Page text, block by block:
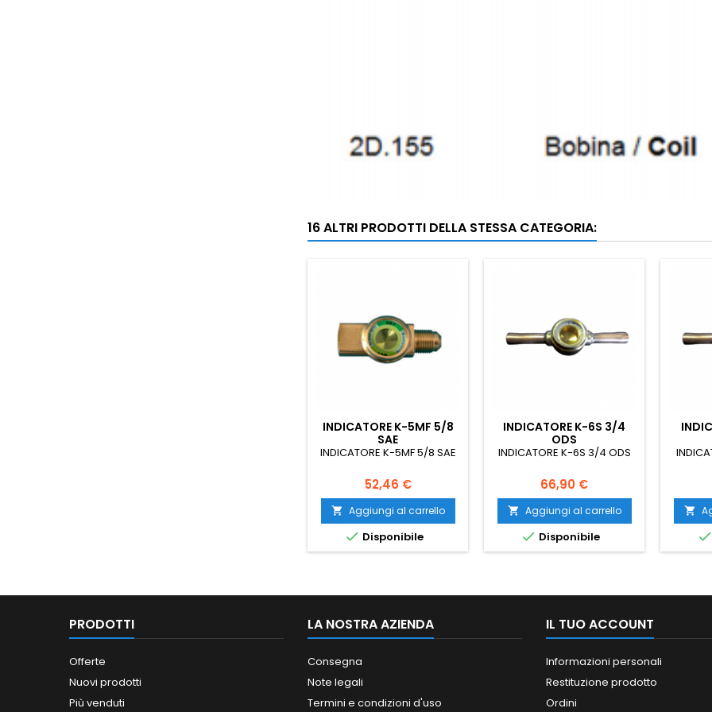
16 ALTRI PRODOTTI DELLA STESSA CATEGORIA:
INDICATORE K-5MF 5/8
SAE
INDICATORE K-5MF 5/8 SAE
Prezzo
52,46 €
 Aggiungi al carrello
 Disponibile
INDICATORE K-6S 3/4
ODS
INDICATORE K-6S 3/4 ODS
Prezzo
66,90 €
 Aggiungi al carrello
 Disponibile


PRODOTTI
Offerte
Nuovi prodotti
Più venduti
LA NOSTRA AZIENDA
Consegna
Note legali
Termini e condizioni d'uso
IL TUO ACCOUNT
Informazioni personali
Restituzione prodotto
Ordini